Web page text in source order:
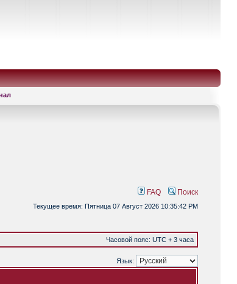
FAQ Поиск
Текущее время: Пятница 07 Август 2026 10:35:42 PM
Часовой пояс: UTC + 3 часа
Язык: